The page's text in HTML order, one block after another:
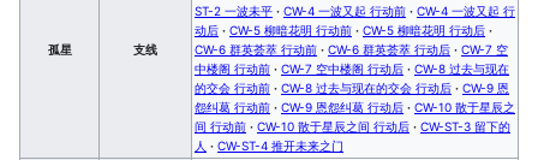
孤星 支线
ST-2 一波未平 · CW-4 一波又起 行动前 · CW-4 一波又起 行
动后 · CW-5 柳暗花明 行动前 · CW-5 柳暗花明 行动后 ·
CW-6 群英荟萃 行动前 · CW-6 群英荟萃 行动后 · CW-7 空
中楼阁 行动前 · CW-7 空中楼阁 行动后 · CW-8 过去与现在
的交会 行动前 · CW-8 过去与现在的交会 行动后 · CW-9 恩
怨纠葛 行动前 · CW-9 恩怨纠葛 行动后 · CW-10 散于星辰之
间 行动前 · CW-10 散于星辰之间 行动后 · CW-ST-3 留下的
人 · CW-ST-4 推开未来之门